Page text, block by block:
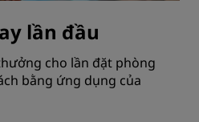
lần đầu
cho lần đặt phòng
bằng ứng dụng của